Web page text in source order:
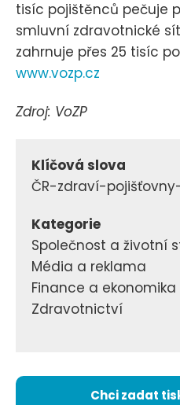
tisíc pojištěnců pečuje
smluvní zdravotnické
zahrnuje přes 25 tisíc
www.vozp.cz
Zdroj: VoZP
Klíčová slova
ČR-zdraví-
Kategorie
Společnost a životní
Média a reklama
Finance a ekonomika
Zdravotnictví
Chci zadat